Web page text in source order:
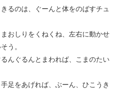
るのは、ぐーんと体をのばすチュ
おしりをくねくね、左右に動かせ
う。
んぐるんとまわれば、こまのたい
足をあげれば、ぶーん、ひこうき